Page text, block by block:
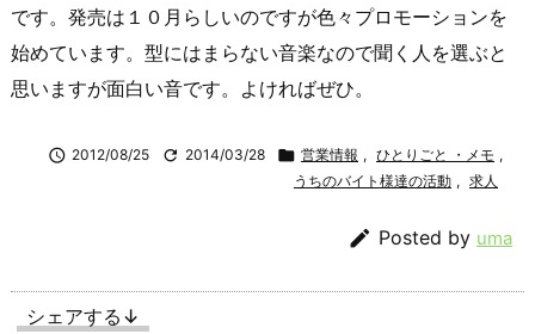
です。発売は１０月らしいのですが色々プロモーションを
始めています。型にはまらない音楽なので聞く人を選ぶと
思いますが面白い音です。よければぜひ。
 2012/08/25  2014/03/28  営業情報 , ひとりごと ・メモ ,
うちのバイト様達の活動 , 求人
 Posted by uma
シェアする↓